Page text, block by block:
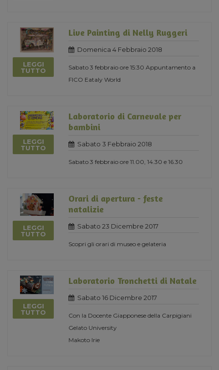
LEGGI
TUTTO
Live Painting di Nelly Ruggeri
Domenica 4 Febbraio 2018
Sabato 3 febbraio ore 15:30 Appuntamento a
FICO Eataly World
LEGGI
TUTTO
Laboratorio di Carnevale per
bambini
Sabato 3 Febbraio 2018
Sabato 3 febbraio ore 11.00, 14.30 e 16.30
LEGGI
TUTTO
Orari di apertura - feste
natalizie
Sabato 23 Dicembre 2017
Scopri gli orari di museo e gelateria
LEGGI
TUTTO
Laboratorio Tronchetti di Natale
Sabato 16 Dicembre 2017
Con la Docente Giapponese della Carpigiani
Gelato University
Makoto Irie